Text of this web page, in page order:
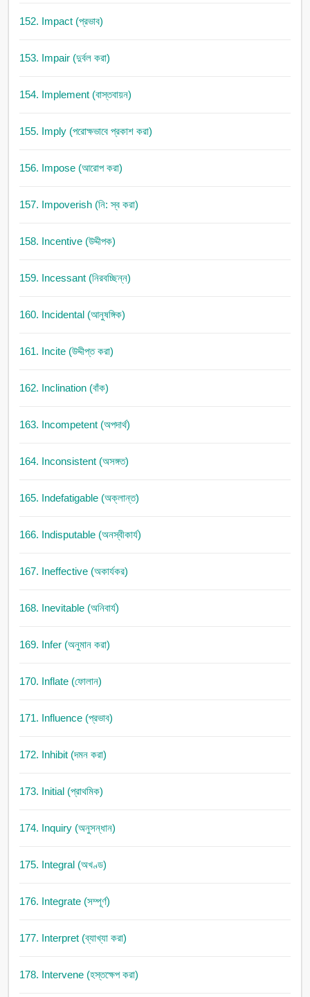
152. Impact (প্রভাব)
153. Impair (দুর্বল করা)
154. Implement (বাস্তবায়ন)
155. Imply (পরোক্ষভাবে প্রকাশ করা)
156. Impose (আরোপ করা)
157. Impoverish (নি: স্ব করা)
158. Incentive (উদ্দীপক)
159. Incessant (নিরবচ্ছিন্ন)
160. Incidental (আনুষঙ্গিক)
161. Incite (উদ্দীপ্ত করা)
162. Inclination (বাঁক)
163. Incompetent (অপদার্থ)
164. Inconsistent (অসঙ্গত)
165. Indefatigable (অক্লান্ত)
166. Indisputable (অনস্বীকার্য)
167. Ineffective (অকার্যকর)
168. Inevitable (অনিবার্য)
169. Infer (অনুমান করা)
170. Inflate (ফোলান)
171. Influence (প্রভাব)
172. Inhibit (দমন করা)
173. Initial (প্রাথমিক)
174. Inquiry (অনুসন্ধান)
175. Integral (অখণ্ড)
176. Integrate (সম্পূর্ণ)
177. Interpret (ব্যাখ্যা করা)
178. Intervene (হস্তক্ষেপ করা)